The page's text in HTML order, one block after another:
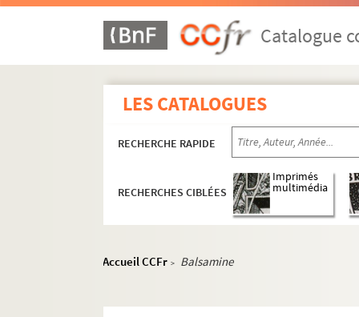
Catalogue
LES CATALOGUES
RECHERCHE RAPIDE
RECHERCHES CIBLÉES
Imprimés
multimédia
Accueil CCFr > Balsamine
ORG C.13/1. Partitions de
ORG C.13/1. Partitions de
ORG C.13/1. Partitions de Maquis,
ORG C.13/2. Partitions de Marafioti,
ORG C.13/2. Partitions de Marbot,
ORG C.13/2. Partitions de Margis,
ORG C.13/2. Partitions de Marguet,
ORG C.13/2. Partitions de Marietti,